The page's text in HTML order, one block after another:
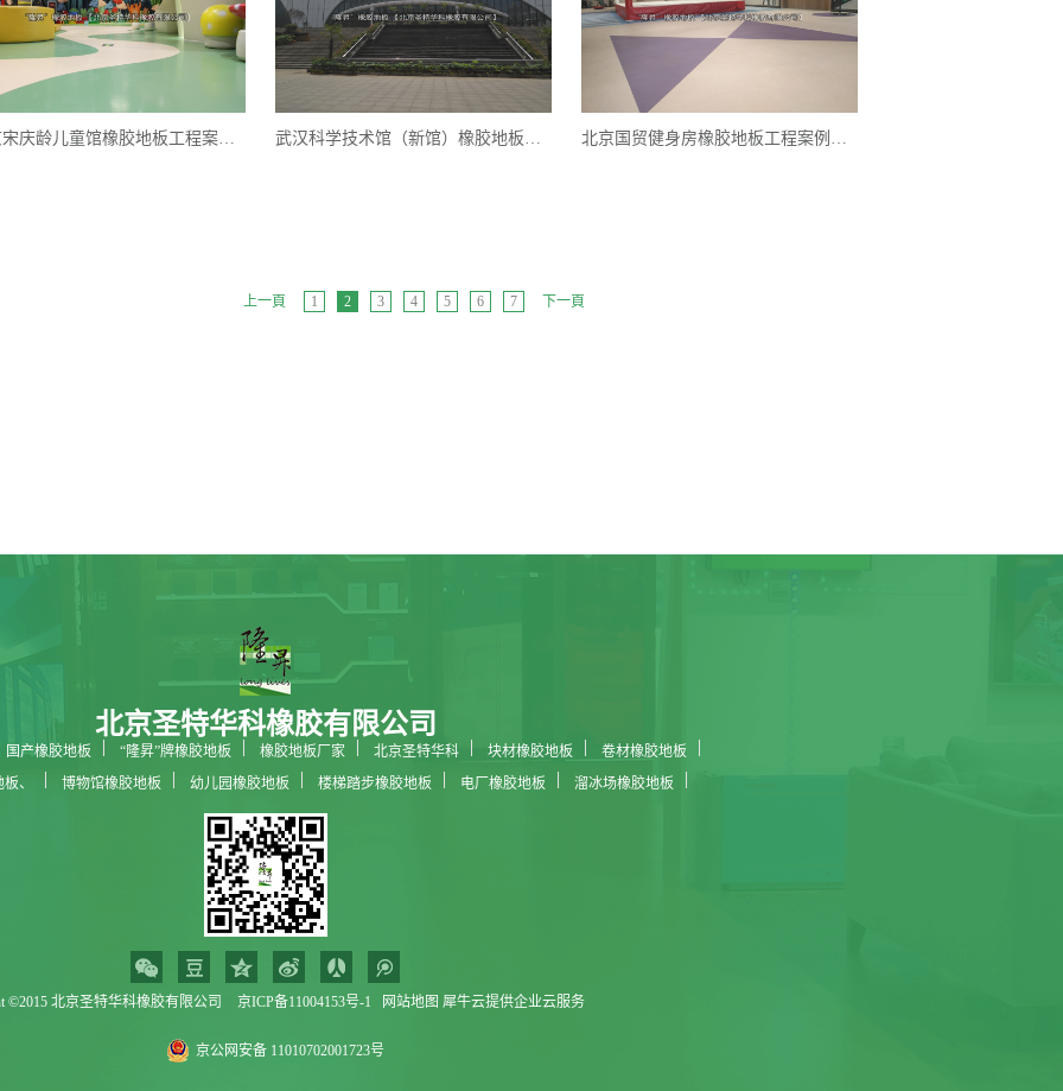
北京宋庆龄儿童馆橡胶地板工程案例实图 武汉科学技术馆（新馆）橡胶地板工程案例 北京国贸健身房橡胶地板工程案例实图
上一頁 1 2 3 4 5 6 7 下一頁
北京圣特华科橡胶有限公司
©2015 北京圣特华科橡胶有限公司 京ICP备11004153号-1 网站地图 犀牛云提供企业云服务
国产橡胶地板 “隆昇”牌橡胶地板 橡胶地板厂家 北京圣特华科 块材橡胶地板
卷材橡胶地板
、
博物馆橡胶地板 幼儿园橡胶地板 楼梯踏步橡胶地板 电厂橡胶地板
溜冰场橡胶地板
科技馆橡胶地板
京公网安备 11010702001723号